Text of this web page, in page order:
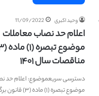
وحید اکبری 11/09/2022
اعلام حد نصاب معاملات
مناقصات سال ۱۴۰۱
دسترسی سریعموضوع: اعلام حد